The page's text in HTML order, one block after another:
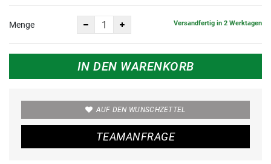
Menge Versandfertig in 2 Werktagen
IN DEN WARENKORB
AUF DEN WUNSCHZETTEL
TEAMANFRAGE